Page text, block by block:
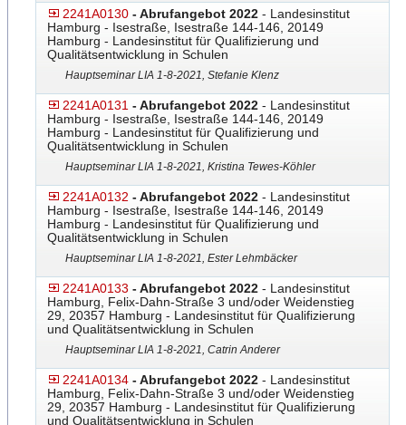
2241A0130 - Abrufangebot 2022 - Landesinstitut
Hamburg - Isestraße, Isestraße 144-146, 20149
Hamburg - Landesinstitut für Qualifizierung und
Qualitätsentwicklung in Schulen
Hauptseminar LIA 1-8-2021, Stefanie Klenz
2241A0131 - Abrufangebot 2022 - Landesinstitut
Hamburg - Isestraße, Isestraße 144-146, 20149
Hamburg - Landesinstitut für Qualifizierung und
Qualitätsentwicklung in Schulen
Hauptseminar LIA 1-8-2021, Kristina Tewes-Köhler
2241A0132 - Abrufangebot 2022 - Landesinstitut
Hamburg - Isestraße, Isestraße 144-146, 20149
Hamburg - Landesinstitut für Qualifizierung und
Qualitätsentwicklung in Schulen
Hauptseminar LIA 1-8-2021, Ester Lehmbäcker
2241A0133 - Abrufangebot 2022 - Landesinstitut
Hamburg, Felix-Dahn-Straße 3 und/oder Weidenstieg
29, 20357 Hamburg - Landesinstitut für Qualifizierung
und Qualitätsentwicklung in Schulen
Hauptseminar LIA 1-8-2021, Catrin Anderer
2241A0134 - Abrufangebot 2022 - Landesinstitut
Hamburg, Felix-Dahn-Straße 3 und/oder Weidenstieg
29, 20357 Hamburg - Landesinstitut für Qualifizierung
und Qualitätsentwicklung in Schulen